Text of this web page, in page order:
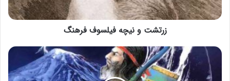
زرتشت و نیچه فيلسوف فرهنگ